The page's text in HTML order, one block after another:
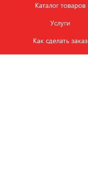
Каталог товаров
Услуги
Как сделать заказ